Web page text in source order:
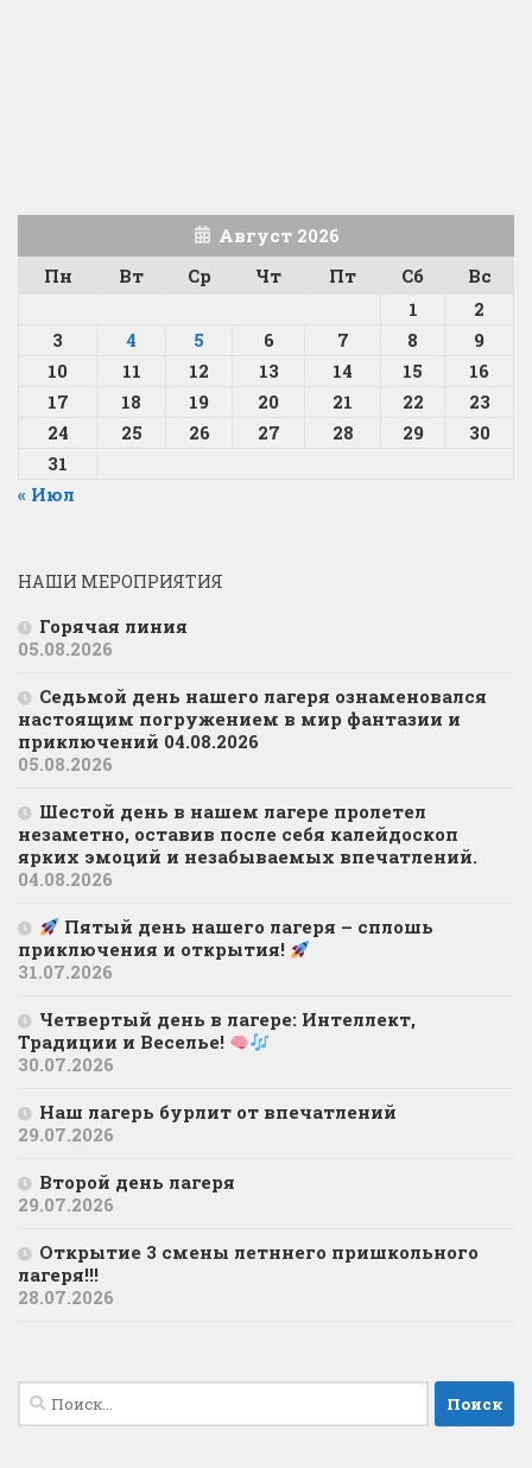
Август 2026
Пн
Вт Ср Чт Пт Сб
Вс
1
2
3
4 5 6 7 8
9
10
11 12 13 14 15
16
17
18 19 20 21 22
23
24
25 26 27 28 29
30
31
« Июл
НАШИ МЕРОПРИЯТИЯ
Горячая линия
05.08.2026
Седьмой день нашего лагеря ознаменовался
настоящим погружением в мир фантазии и
приключений 04.08.2026
05.08.2026
Шестой день в нашем лагере пролетел
незаметно, оставив после себя калейдоскоп
ярких эмоций и незабываемых впечатлений.
04.08.2026
Пятый день нашего лагеря – сплошь
приключения и открытия!
31.07.2026
Четвертый день в лагере: Интеллект,
Традиции и Веселье!
30.07.2026
Наш лагерь бурлит от впечатлений
29.07.2026
Второй день лагеря
29.07.2026
Открытие 3 смены летннего пришкольного
лагеря!!!
28.07.2026
Найти: